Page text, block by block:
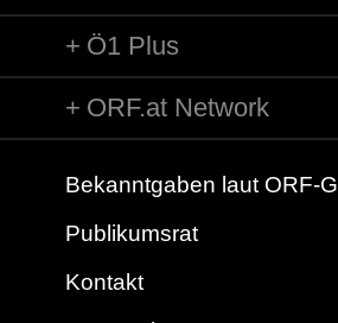
Ö1 Plus
ORF.at Network
Bekanntgaben laut ORF-G
Publikumsrat
Kontakt